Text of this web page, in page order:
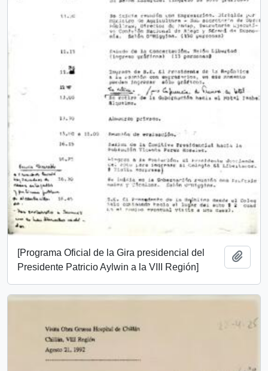
[Programa Oficial de la Gira presidencial del
Presidente Patricio Aylwin a la VIII Región]